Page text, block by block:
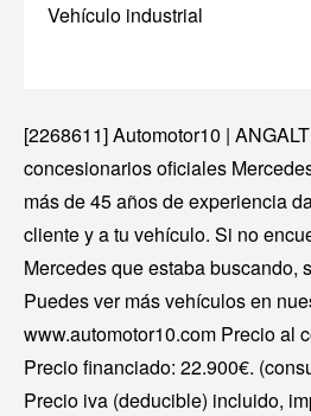
Vehículo industrial
[2268611] Automotor10 |
concesionarios oficiales
más de 45 años de experiencia
cliente y a tu vehículo. Si no
Mercedes que estaba buscando,
Puedes ver más vehículos en
www.automotor10.com Precio al
Precio financiado: 22.900€.
Precio iva (deducible) incluido,